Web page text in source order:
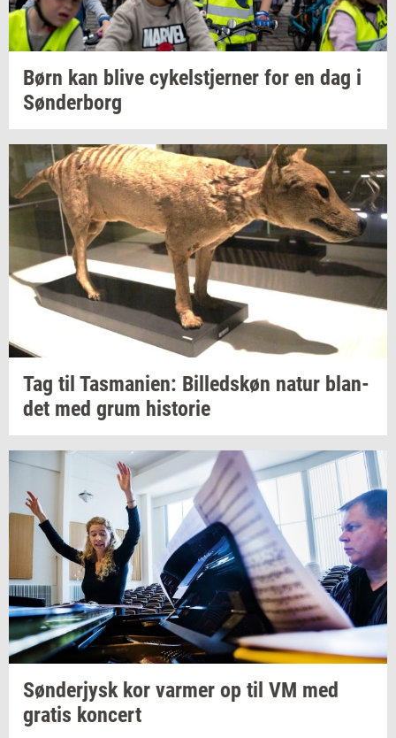
Børn kan blive cy­kel­stjer­ner for en dag i
Søn­der­borg
Tag til Tas­ma­ni­en: Bil­leds­køn natur blan­
det med grum hi­sto­rie
Søn­derjyskkor var­mer op til VM med
gra­tis kon­cert